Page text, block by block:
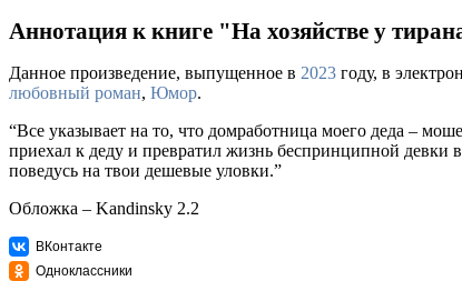
Аннотация к книге "На хозяйстве у
Данное произведение, выпущенное в 2023 году, в
любовный роман, Юмор.
“Все указывает на то, что домработница моего деда –
приехал к деду и превратил жизнь беспринципной девки
поведусь на твои дешевые уловки.”
Обложка – Kandinsky 2.2
ВКонтакте
Одноклассники